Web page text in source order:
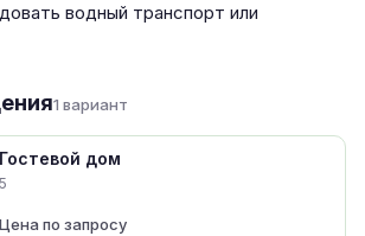
водный транспорт или
1 вариант
Гостевой дом
5
Цена по запросу